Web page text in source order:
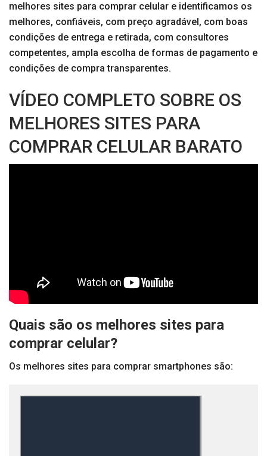
melhores sites para comprar celular e identificamos os
melhores, confiáveis, com preço agradável, com boas
condições de entrega e retirada, com consultores
competentes, ampla escolha de formas de pagamento e
condições de compra transparentes.
VÍDEO COMPLETO SOBRE OS
MELHORES SITES PARA
COMPRAR CELULAR BARATO
Quais são os melhores sites para
comprar celular?
Os melhores sites para comprar smartphones são: